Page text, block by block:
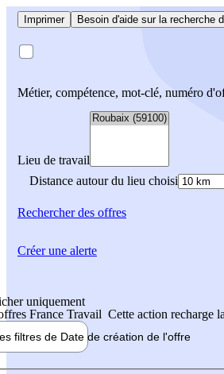
Imprimer Besoin d'aide sur la recherche
Métier, compétence, mot-clé, numéro
Lieu de travail
Distance autour du lieu choisi
Rechercherdes offres
uniquement
France Travail Cette action recharge
filtres de Date de création de l'offre
Créer une alerte